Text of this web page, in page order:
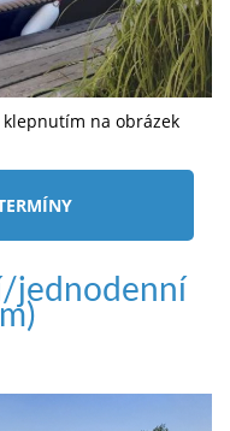
na obrázek
jednodenní